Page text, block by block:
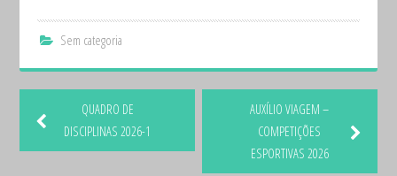
Sem categoria
QUADRO DE
DISCIPLINAS 2026-1
AUXÍLIO VIAGEM –
COMPETIÇÕES
ESPORTIVAS 2026